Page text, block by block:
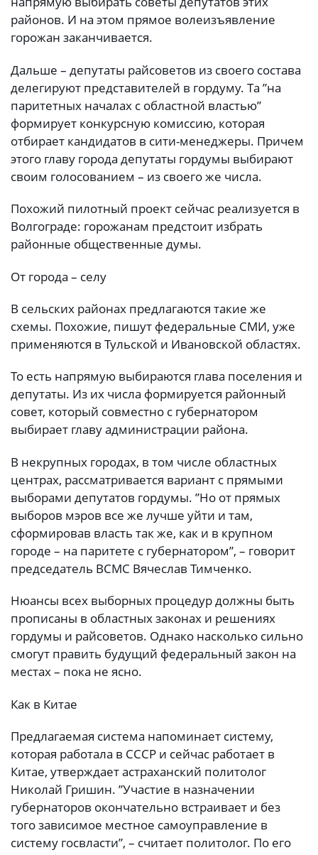
районов. И на этом прямое волеизъявление
горожан заканчивается.
Дальше – депутаты райсоветов из своего состава
делегируют представителей в гордуму. Та ”на
паритетных началах с областной властью”
формирует конкурсную комиссию, которая
отбирает кандидатов в сити-менеджеры. Причем
этого главу города депутаты гордумы выбирают
своим голосованием – из своего же числа.
Похожий пилотный проект сейчас реализуется в
Волгограде: горожанам предстоит избрать
районные общественные думы.
От города – селу
В сельских районах предлагаются такие же
схемы. Похожие, пишут федеральные СМИ, уже
применяются в Тульской и Ивановской областях.
То есть напрямую выбираются глава поселения и
депутаты. Из их числа формируется районный
совет, который совместно с губернатором
выбирает главу администрации района.
В некрупных городах, в том числе областных
центрах, рассматривается вариант с прямыми
выборами депутатов гордумы. ”Но от прямых
выборов мэров все же лучше уйти и там,
сформировав власть так же, как и в крупном
городе – на паритете с губернатором”, – говорит
председатель ВСМС Вячеслав Тимченко.
Нюансы всех выборных процедур должны быть
прописаны в областных законах и решениях
гордумы и райсоветов. Однако насколько сильно
смогут править будущий федеральный закон на
местах – пока не ясно.
Как в Китае
Предлагаемая система напоминает систему,
которая работала в СССР и сейчас работает в
Китае, утверждает астраханский политолог
Николай Гришин. ”Участие в назначении
губернаторов окончательно встраивает и без
того зависимое местное самоуправление в
систему госвласти”, – считает политолог. По его